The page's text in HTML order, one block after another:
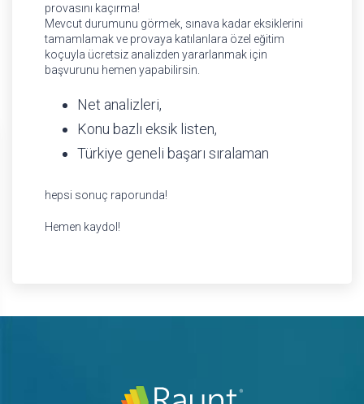
provasını kaçırma!
Mevcut durumunu görmek, sınava kadar eksiklerini
tamamlamak ve provaya katılanlara özel eğitim
koçuyla ücretsiz analizden yararlanmak için
başvurunu hemen yapabilirsin.
Net analizleri,
Konu bazlı eksik listen,
Türkiye geneli başarı sıralaman
hepsi sonuç raporunda!
Hemen kaydol!